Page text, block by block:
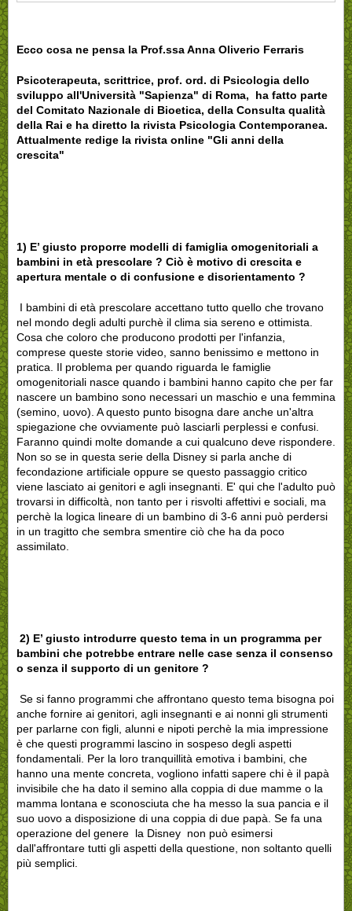
Ecco cosa ne pensa la Prof.ssa Anna Oliverio Ferraris
Psicoterapeuta, scrittrice, prof. ord. di Psicologia dello
sviluppo all'Università "Sapienza" di Roma, ha fatto parte
del Comitato Nazionale di Bioetica, della Consulta qualità
della Rai e ha diretto la rivista Psicologia Contemporanea.
Attualmente redige la rivista online "Gli anni della
crescita"
1) E’ giusto proporre modelli di famiglia omogenitoriali a
bambini in età prescolare ? Ciò è motivo di crescita e
apertura mentale o di confusione e disorientamento ?
I bambini di età prescolare accettano tutto quello che trovano
nel mondo degli adulti purchè il clima sia sereno e ottimista.
Cosa che coloro che producono prodotti per l'infanzia,
comprese queste storie video, sanno benissimo e mettono in
pratica. Il problema per quando riguarda le famiglie
omogenitoriali nasce quando i bambini hanno capito che per far
nascere un bambino sono necessari un maschio e una femmina
(semino, uovo). A questo punto bisogna dare anche un'altra
spiegazione che ovviamente può lasciarli perplessi e confusi.
Faranno quindi molte domande a cui qualcuno deve rispondere.
Non so se in questa serie della Disney si parla anche di
fecondazione artificiale oppure se questo passaggio critico
viene lasciato ai genitori e agli insegnanti. E' qui che l'adulto può
trovarsi in difficoltà, non tanto per i risvolti affettivi e sociali, ma
perchè la logica lineare di un bambino di 3-6 anni può perdersi
in un tragitto che sembra smentire ciò che ha da poco
assimilato.
2) E’ giusto introdurre questo tema in un programma per
bambini che potrebbe entrare nelle case senza il consenso
o senza il supporto di un genitore ?
Se si fanno programmi che affrontano questo tema bisogna poi
anche fornire ai genitori, agli insegnanti e ai nonni gli strumenti
per parlarne con figli, alunni e nipoti perchè la mia impressione
è che questi programmi lascino in sospeso degli aspetti
fondamentali. Per la loro tranquillità emotiva i bambini, che
hanno una mente concreta, vogliono infatti sapere chi è il papà
invisibile che ha dato il semino alla coppia di due mamme o la
mamma lontana e sconosciuta che ha messo la sua pancia e il
suo uovo a disposizione di una coppia di due papà. Se fa una
operazione del genere la Disney non può esimersi
dall'affrontare tutti gli aspetti della questione, non soltanto quelli
più semplici.